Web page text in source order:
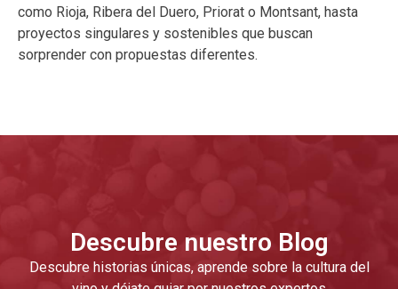
como Rioja, Ribera del Duero, Priorat o Montsant, hasta
proyectos singulares y sostenibles que buscan
sorprender con propuestas diferentes.
Descubre nuestro Blog
Descubre historias únicas, aprende sobre la cultura del